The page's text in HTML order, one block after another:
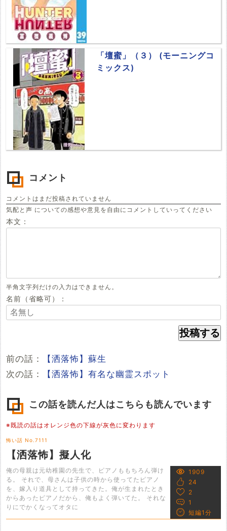
「壇蜜」（３） (モーニングコ
ミックス)
コメント
コメントはまだ投稿されていません
気配と声 についての感想や意見を自由にコメントしていってください
本文：
半角文字列だけの入力はできません。
名前（省略可）：
前の話：
【洒落怖】蘇生
次の話：
【洒落怖】有名な幽霊スポット
この話を読んだ人はこちらも読んでいます
※既読の話はオレンジ色の下線が灰色に変わります
怖い話 No.7111
【洒落怖】擬人化
俺の母親は元幼稚園の先生で、ピアノももちろん弾け
る。 それで、母さんは子供の時から使ってたピアノ
を、嫁入り道具として持ってきた。俺が生まれたとき
からあったピアノだから、俺もよく弾いてた。 それな
りにでかくなってオタに
1909
24
2
1
短編1分